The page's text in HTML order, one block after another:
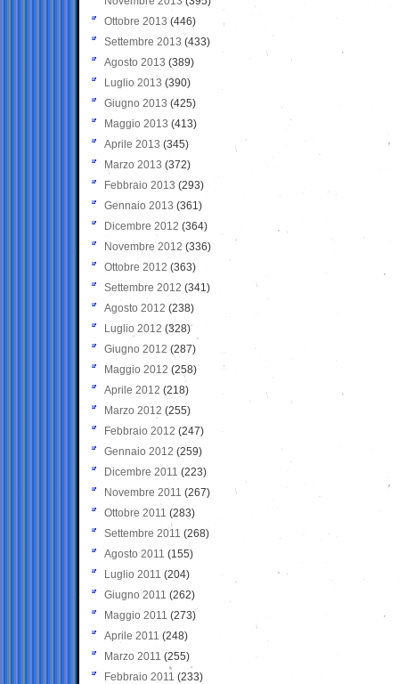
Ottobre 2013 (446)
Settembre 2013 (433)
Agosto 2013 (389)
Luglio 2013 (390)
Giugno 2013 (425)
Maggio 2013 (413)
Aprile 2013 (345)
Marzo 2013 (372)
Febbraio 2013 (293)
Gennaio 2013 (361)
Dicembre 2012 (364)
Novembre 2012 (336)
Ottobre 2012 (363)
Settembre 2012 (341)
Agosto 2012 (238)
Luglio 2012 (328)
Giugno 2012 (287)
Maggio 2012 (258)
Aprile 2012 (218)
Marzo 2012 (255)
Febbraio 2012 (247)
Gennaio 2012 (259)
Dicembre 2011 (223)
Novembre 2011 (267)
Ottobre 2011 (283)
Settembre 2011 (268)
Agosto 2011 (155)
Luglio 2011 (204)
Giugno 2011 (262)
Maggio 2011 (273)
Aprile 2011 (248)
Marzo 2011 (255)
Febbraio 2011 (233)